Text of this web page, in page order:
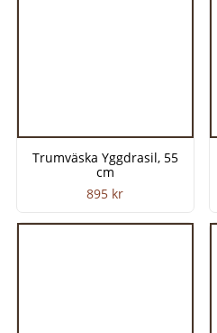
Trumväska Yggdrasil, 55
cm
895 kr